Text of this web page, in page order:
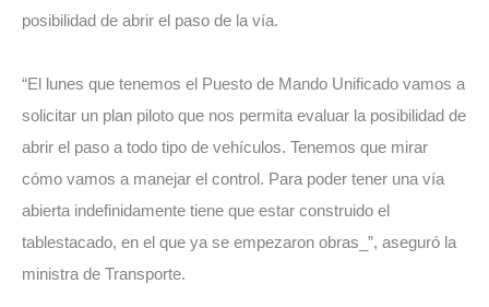
posibilidad de abrir el paso de la vía.
“El lunes que tenemos el Puesto de Mando Unificado vamos a
solicitar un plan piloto que nos permita evaluar la posibilidad de
abrir el paso a todo tipo de vehículos. Tenemos que mirar
cómo vamos a manejar el control. Para poder tener una vía
abierta indefinidamente tiene que estar construido el
tablestacado, en el que ya se empezaron obras_”, aseguró la
ministra de Transporte.